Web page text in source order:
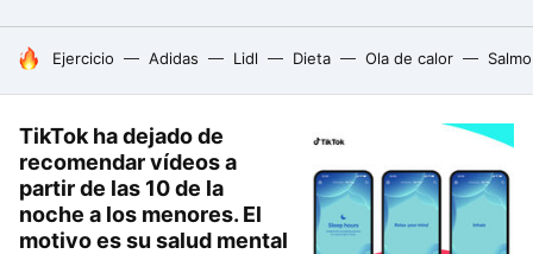
HOY SE HABLA DE
Ejercicio Adidas Lidl Dieta Ola de calor
TikTok ha dejado de
recomendar vídeos a
partir de las 10 de la
noche a los menores. El
motivo es su salud mental